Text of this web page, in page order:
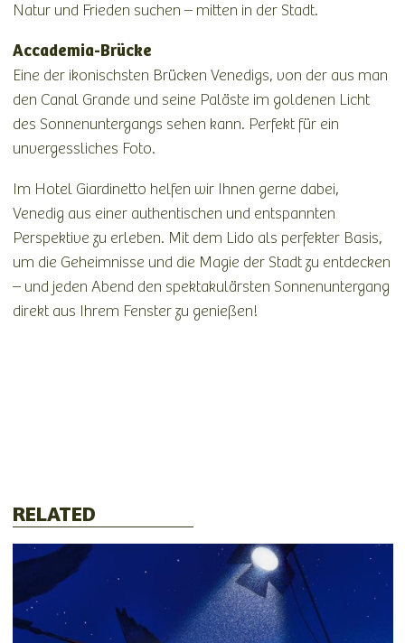
Natur und Frieden suchen – mitten in der Stadt.
Accademia-Brücke
Eine der ikonischsten Brücken Venedigs, von der aus man
den Canal Grande und seine Paläste im goldenen Licht
des Sonnenuntergangs sehen kann. Perfekt für ein
unvergessliches Foto.
Im Hotel Giardinetto helfen wir Ihnen gerne dabei,
Venedig aus einer authentischen und entspannten
Perspektive zu erleben. Mit dem Lido als perfekter Basis,
um die Geheimnisse und die Magie der Stadt zu entdecken
– und jeden Abend den spektakulärsten Sonnenuntergang
direkt aus Ihrem Fenster zu genießen!
RELATED